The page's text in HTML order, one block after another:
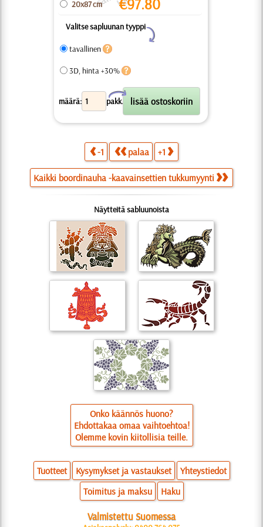
20x87 cm €97.80
Valitse sapluunan tyyppi
Y
tavallinen
3D, hinta +30%
määrä: pakk.
X
-1 palaa +1
Kaikki boordinauha -kaavainsettien tukkumyynti
Näytteitä sabluunoista
Onko käännös huono?
Ehdottakaa omaa vaihtoehtoa!
Olemme kovin kiitollisia teille.
Tuotteet Kysymykset ja vastaukset
Yhteystiedot
Toimitus ja maksu
Haku
Valmistettu Suomessa